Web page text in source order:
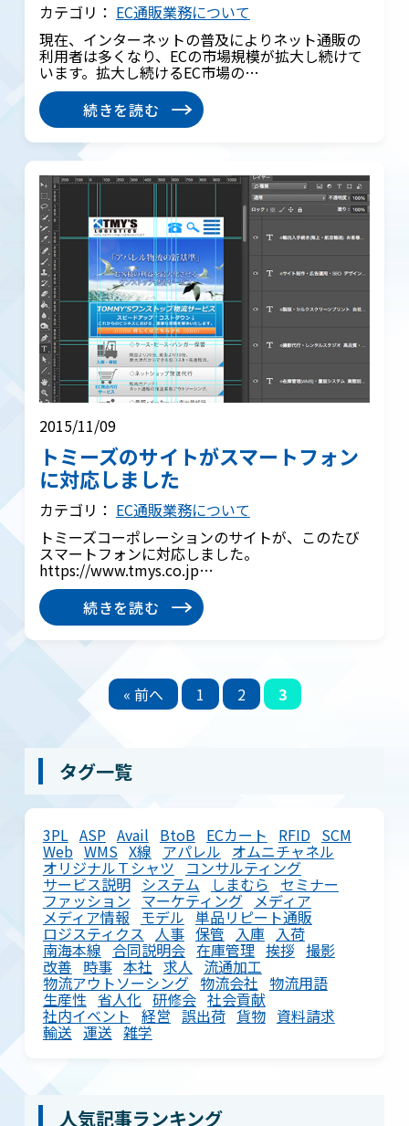
カテゴリ： EC通販業務について
現在、インターネットの普及によりネット通販の
利用者は多くなり、ECの市場規模が拡大し続けて
います。拡大し続けるEC市場の…
続きを読む
2015/11/09
トミーズのサイトがスマートフォン
に対応しました
カテゴリ： EC通販業務について
トミーズコーポレーションのサイトが、このたび
スマートフォンに対応しました。
https://www.tmys.co.jp…
続きを読む
« 前へ 1 2 3
タグ一覧
3PL ASP Avail BtoB ECカート RFID SCM
Web WMS X線 アパレル オムニチャネル
オリジナルＴシャツ コンサルティング
サービス説明 システム しまむら セミナー
ファッション マーケティング メディア
メディア情報 モデル 単品リピート通販
ロジスティクス 人事 保管 入庫 入荷
南海本線 合同説明会 在庫管理 挨拶 撮影
改善 時事 本社 求人 流通加工
物流アウトソーシング 物流会社 物流用語
生産性 省人化 研修会 社会貢献
社内イベント 経営 誤出荷 貨物 資料請求
輸送 運送 雑学
人気記事ランキング